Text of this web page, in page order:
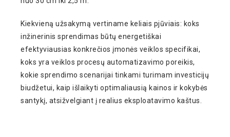
Kiekvieną užsakymą vertiname keliais pjūviais: koks
inžinerinis sprendimas būtų energetiškai
efektyviausias konkrečios įmonės veiklos specifikai,
koks yra veiklos procesų automatizavimo poreikis,
kokie sprendimo scenarijai tinkami turimam investicijų
biudžetui, kaip išlaikyti optimaliausią kainos ir kokybės
santykį, atsižvelgiant į realius eksploatavimo kaštus.